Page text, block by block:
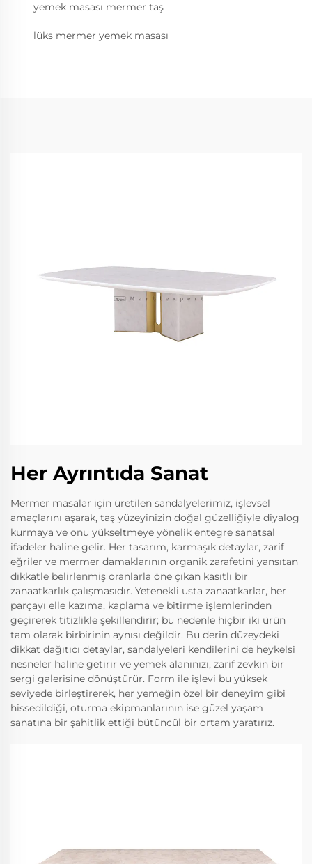
yemek masası mermer taş
lüks mermer yemek masası
Her Ayrıntıda Sanat
Mermer masalar için üretilen sandalyelerimiz, işlevsel
amaçlarını aşarak, taş yüzeyinizin doğal güzelliğiyle diyalog
kurmaya ve onu yükseltmeye yönelik entegre sanatsal
ifadeler haline gelir. Her tasarım, karmaşık detaylar, zarif
eğriler ve mermer damaklarının organik zarafetini yansıtan
dikkatle belirlenmiş oranlarla öne çıkan kasıtlı bir
zanaatkarlık çalışmasıdır. Yetenekli usta zanaatkarlar, her
parçayı elle kazıma, kaplama ve bitirme işlemlerinden
geçirerek titizlikle şekillendirir; bu nedenle hiçbir iki ürün
tam olarak birbirinin aynısı değildir. Bu derin düzeydeki
dikkat dağıtıcı detaylar, sandalyeleri kendilerini de heykelsi
nesneler haline getirir ve yemek alanınızı, zarif zevkin bir
sergi galerisine dönüştürür. Form ile işlevi bu yüksek
seviyede birleştirerek, her yemeğin özel bir deneyim gibi
hissedildiği, oturma ekipmanlarının ise güzel yaşam
sanatına bir şahitlik ettiği bütüncül bir ortam yaratırız.